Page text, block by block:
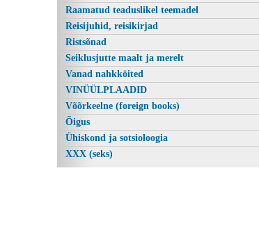
Raamatud teaduslikel teemadel
Reisijuhid, reisikirjad
Ristsõnad
Seiklusjutte maalt ja merelt
Vanad nahkköited
VINÜÜLPLAADID
Võõrkeelne (foreign books)
Õigus
Ühiskond ja sotsioloogia
XXX (seks)